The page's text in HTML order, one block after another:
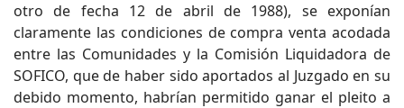
otro de fecha 12 de abril de 1988), se exponían
claramente las condiciones de compra venta acodada
entre las Comunidades y la Comisión Liquidadora de
SOFICO, que de haber sido aportados al Juzgado en su
debido momento, habrían permitido ganar el pleito a